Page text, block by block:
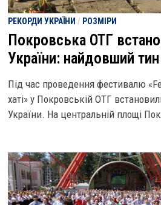
РЕКОРДИ УКРАЇНИ / РОЗМІРИ
Покровська ОТГ
України: найдовший тин
Під час проведення фестивалю
хаті» у Покровській ОТГ
України. На центральній площі